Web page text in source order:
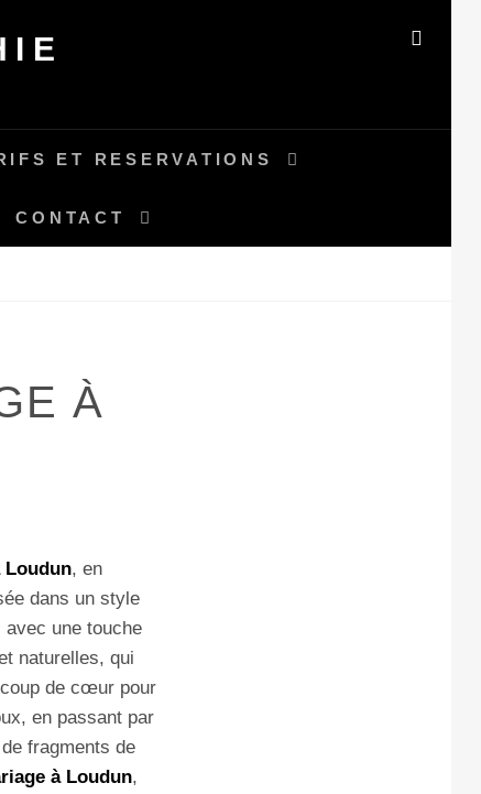
ET RESERVATIONS
CONTACT
À
Loudun, en
dans un style
une touche
naturelles, qui
de cœur pour
en passant par
fragments de
à Loudun,